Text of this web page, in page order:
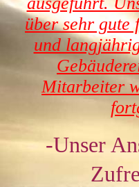
über sehr gute
und
Mitarbeiter
-Unser